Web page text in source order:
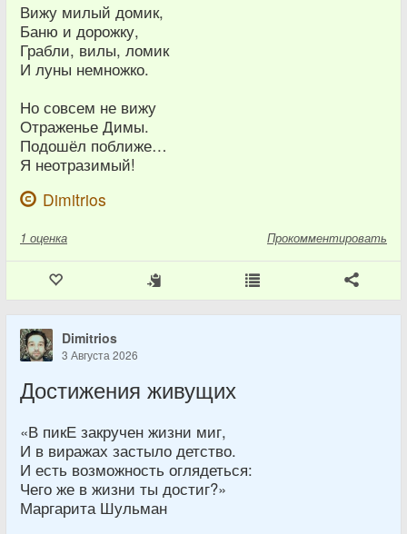
Вижу милый домик,
Баню и дорожку,
Грабли, вилы, ломик
И луны немножко.
Но совсем не вижу
Отраженье Димы.
Подошёл поближе…
Я неотразимый!
Dimitrios
1 оценка Прокомментировать
Dimitrios
3 Августа 2026
Достижения живущих
«В пикЕ закручен жизни миг,
И в виражах застыло детство.
И есть возможность оглядеться:
Чего же в жизни ты достиг?»
Маргарита Шульман